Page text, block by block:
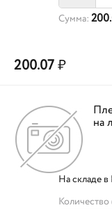
Сумма:
200.07₽
на
На складе
Количество